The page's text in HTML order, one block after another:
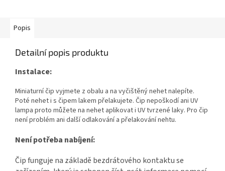
Popis
Detailní popis produktu
Instalace:
Miniaturní čip vyjmete z obalu a na vyčištěný nehet nalepíte.
Poté nehet i s čipem lakem přelakujete. Čip nepoškodí ani UV
lampa proto můžete na nehet aplikovat i UV tvrzené laky. Pro čip
není problém ani další odlakování a přelakování nehtu.
Není potřeba nabíjení:
Čip funguje na základě bezdrátového kontaktu se